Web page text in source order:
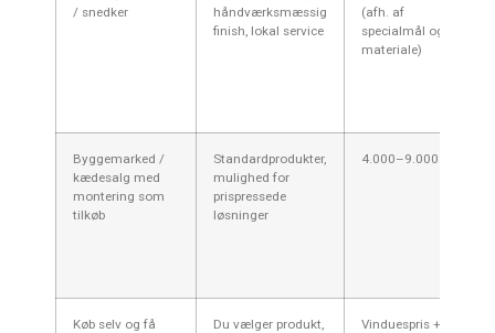
/ snedker
håndværksmæssig
finish, lokal service
(afh. af
specialmål og
materiale)
Byggemarked /
kædesalg med
montering som
tilkøb
Standardprodukter,
mulighed for
prispressede
løsninger
4.000–9.000 kr.
Køb selv og få
Du vælger produkt,
Vinduespris +